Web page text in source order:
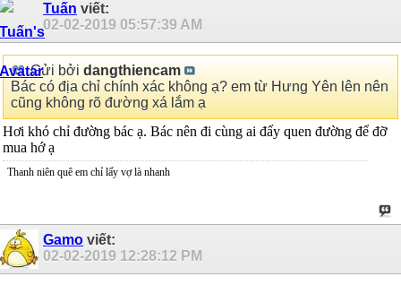
Tuấn viết:
02-02-2019 05:57:39 AM
Gửi bởi dangthiencam
Bác có địa chỉ chính xác không ạ? em từ Hưng Yên lên nên
cũng không rõ đường xá lắm ạ
Hơi khó chỉ đường bác ạ. Bác nên đi cùng ai đấy quen đường để đỡ
mua hớ ạ
Thanh niên quê em chỉ lấy vợ là nhanh
Gamo viết:
02-02-2019 12:28:12 PM